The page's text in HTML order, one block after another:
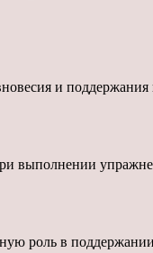
и поддержания
выполнении
роль в